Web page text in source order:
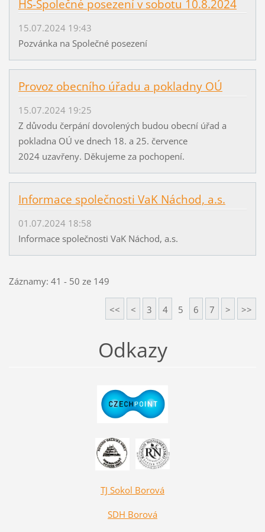
HS-Společné posezení v sobotu 10.8.2024
15.07.2024 19:43
Pozvánka na Společné posezení
Provoz obecního úřadu a pokladny OÚ
15.07.2024 19:25
Z důvodu čerpání dovolených budou obecní úřad a
pokladna OÚ ve dnech 18. a 25. července
2024 uzavřeny. Děkujeme za pochopení.
Informace společnosti VaK Náchod, a.s.
01.07.2024 18:58
Informace společnosti VaK Náchod, a.s.
Záznamy: 41 - 50 ze 149
<< < 3 4 5 6 7 > >>
Odkazy
TJ Sokol Borová
SDH Borová